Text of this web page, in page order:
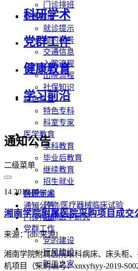
门诊排班
就医指南
就诊提示
预约挂号
交通信息
入院流程
出院流程
社保知识
特色科室
特色专科
科室专家
医学教育
本科教育
毕业后教育
继续教育
招生就业
科研学术
药物/医疗器械临床试验
临床医学研究
党群工作
党的建设
行风建设
职工之家
科研学术
党群工作
健康教育
学习前沿
通知公告
二级菜单
医院新闻
通知公告
门诊排班
14 2019-05
湘南学院附属医院采购项目成交
来源：[db:来源]
湘南学院附属医院眼科病床、床头柜
机项目（采购编号：xnxyfsyy-2019-